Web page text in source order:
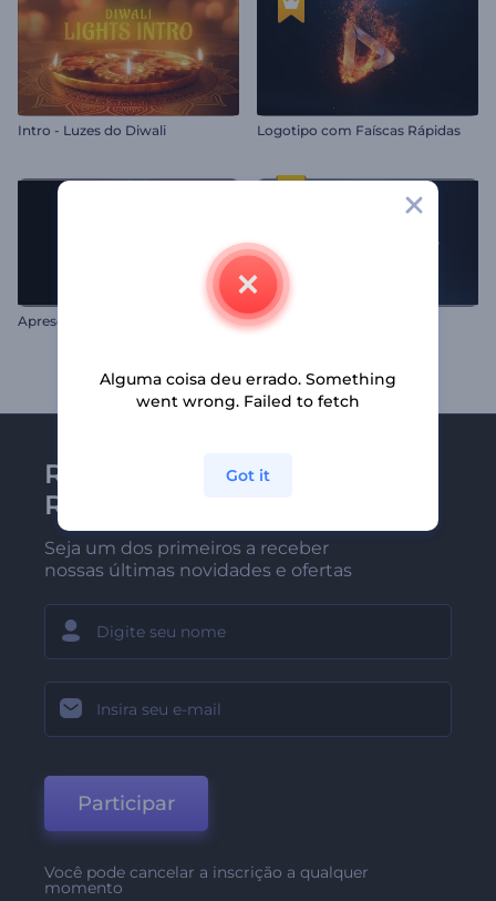
Intro - Luzes do Diwali Logotipo com Faíscas Rápidas
A
presentação de Logo com Gelo Derretendo Logotipo Gota D'água
Receba a newsletter da
Renderforest
Seja um dos primeiros a receber
nossas últimas novidades e ofertas
Participar
Você pode cancelar a inscrição a qualquer
momento
Alguma coisa deu errado. Something
went wrong. Failed to fetch
Got it